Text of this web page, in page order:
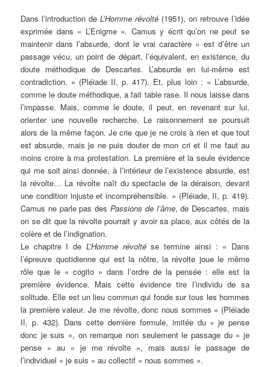
Dans l’introduction deL’Homme révolté (1951), on retrouve l’idée
exprimée dans « L’Enigme ». Camus y écrit qu’on ne peut se
maintenir dans l’absurde, dont le vrai caractère « est d’être un
passage vécu, un point de départ, l’équivalent, en existence, du
doute méthodique de Descartes. L’absurde en lui-même est
contradiction. » (Pléiade II, p. 417). Et, plus loin : « L’absurde,
comme le doute méthodique, a fait table rase. Il nous laisse dans
l’impasse. Mais, comme le doute, il peut, en revenant sur lui,
orienter une nouvelle recherche. Le raisonnement se poursuit
alors de la même façon. Je crie que je ne crois à rien et que tout
est absurde, mais je ne puis douter de mon cri et il me faut au
moins croire à ma protestation. La première et la seule évidence
qui me soit ainsi donnée, à l’intérieur de l’existence absurde, est
la révolte… La révolte naît du spectacle de la déraison, devant
une condition injuste et incompréhensible. » (Pléiade, II, p. 419).
Camus ne parle pas des Passions de l’âme, de Descartes, mais
on se dit que la révolte pourrait y avoir sa place, aux côtés de la
colère et de l’indignation.
Le chapitre I de L’Homme révoltése termine ainsi : « Dans
l’épreuve quotidienne qui est la nôtre, la révolte joue le même
rôle que le « cogito » dans l’ordre de la pensée : elle est la
première évidence. Mais cette évidence tire l’individu de sa
solitude. Elle est un lieu commun qui fonde sur tous les hommes
la première valeur. Je me révolte, donc nous sommes » (Pléiade
II, p. 432). Dans cette dernière formule, imitée du « je pense
donc je suis », on remarque non seulement le passage du « je
pense » au « je me révolte », mais aussi le passage de
l’individuel « je suis » au collectif « nous sommes ».